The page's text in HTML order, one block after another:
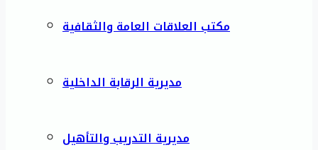
مكتب العلاقات العامة والثقافية
مديرية الرقابة الداخلية
مديرية التدريب والتأهيل